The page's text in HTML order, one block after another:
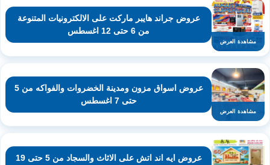
مشاهدة العرض
عروض جراند هايبر ماركت على الالكترونيات المتنوعة
من 6 حتى 12 اغسطس
مشاهدة العرض
عروض اسواق مزون ومدينة الخضروات والفواكه من 5
حتى 7 اغسطس
عروض ايه اند اتش على الاثاث والسجاد من 5 حتى 19